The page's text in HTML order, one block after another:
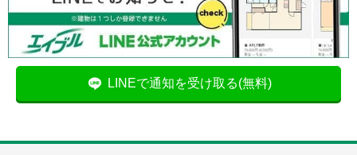
LINEで通知を受け取る(無料)